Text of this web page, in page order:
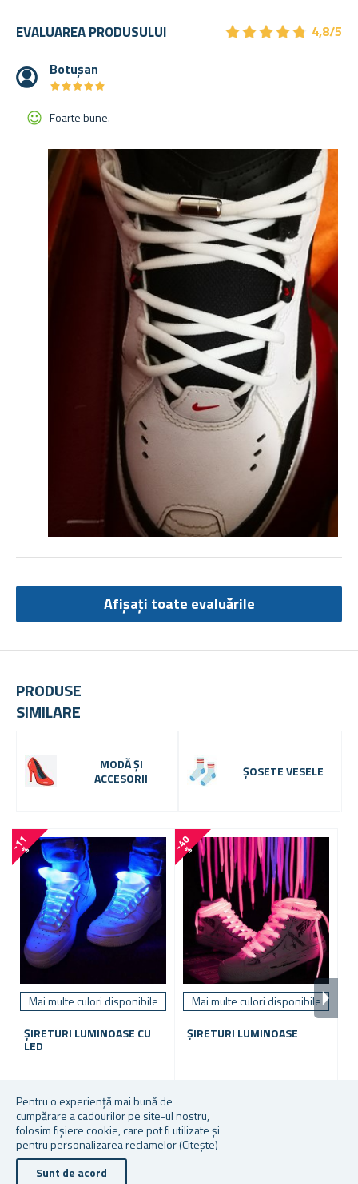
Pentru o experiență mai bună de
cumpărare a cadourilor pe site-ul nostru,
folosim fișiere cookie, care pot fi utilizate și
pentru personalizarea reclamelor(Citește)
Sunt de acord
PRODUSE
SIMILARE
MODĂ ȘI
ACCESORII
ȘOSETE VESELE
-
1
1
%
Mai multe culori disponibile
ȘIRETURI LUMINOASE CU
LED
16,55 lei
În stoc
-
4
0
%
Mai multe culori disponibile
ȘIRETURI LUMINOASE
7,33 lei
EVALUAREA PRODUSULUI ★★★★★
★★★★★ 4,8/5
Botușan
★★★★★
★★★★★
Foarte bune.
Afișați toate evaluările